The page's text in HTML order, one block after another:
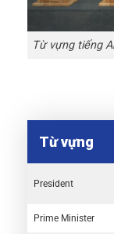
Từ vựng tiếng
Từ vựng
President
Prime Minister